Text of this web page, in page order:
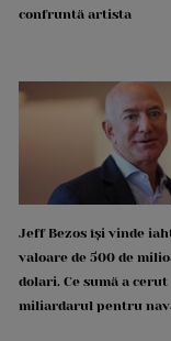
confruntă artista
Jeff Bezos își vinde
valoare de 500 de
dolari. Ce sumă a cerut
miliardarul pentru